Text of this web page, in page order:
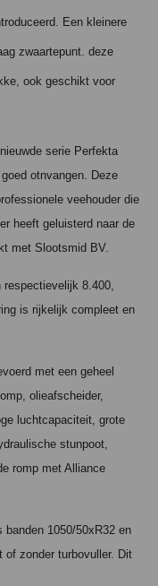
Een kleinere
zwaartepunt. deze
ook geschikt voor
serie Perfekta
otnvangen. Deze
veehouder die
heeft geluisterd naar de
met Slootsmid BV.
8.400,
is rijkelijk compleet en
met een geheel
olieafscheider,
luchtcapaciteit, grote
stunpoot,
romp met Alliance
1050/50xR32 en
of zonder turbovuller. Dit